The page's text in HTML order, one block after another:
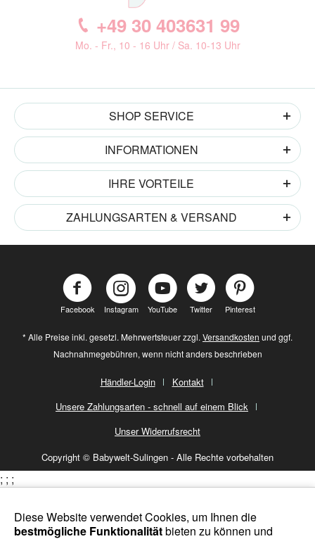
+49 30 403631 99
Mo. - Fr., 10 - 16 Uhr / Sa. 10-13 Uhr
SHOP SERVICE
INFORMATIONEN
IHRE VORTEILE
ZAHLUNGSARTEN & VERSAND
Facebook Instagram YouTube Twitter Pinterest
* Alle Preise inkl. gesetzl. Mehrwertsteuer zzgl. Versandkosten und ggf.
Nachnahmegebühren, wenn nicht anders beschrieben
Händler-Login
Kontakt
Unsere Zahlungsarten - schnell auf einem Blick
Unser Widerrufsrecht
Copyright © Babywelt-Sulingen - Alle Rechte vorbehalten
Diese Website verwendet Cookies, um Ihnen die
bestmögliche Funktionalitätbieten zu können und
; ; ;